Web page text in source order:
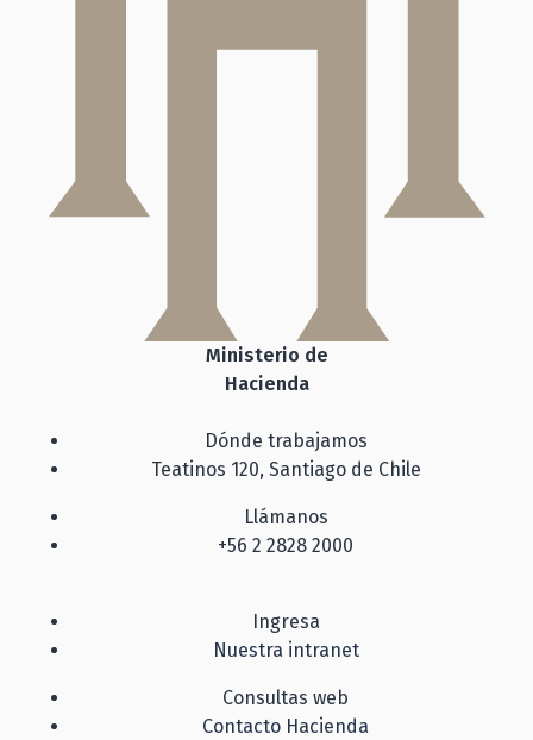
Ministerio de
Hacienda
Dónde trabajamos
Teatinos 120, Santiago de Chile
Llámanos
+56 2 2828 2000
Ingresa
Nuestra intranet
Consultas web
Contacto Hacienda